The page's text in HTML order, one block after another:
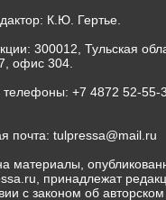
К.Ю. Гертье.
300012, Тульская
офис 304.
телефоны: +7 4872 52-55-
почта: tulpressa@mail.ru
материалы,
принадлежат
с законом об авторском